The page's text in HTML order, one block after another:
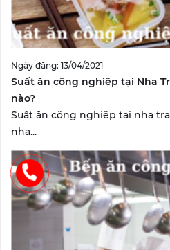
Ngày đăng: 13/04/2021
Suất ăn công nghiệp tại Nha
nào?
Suất ăn công nghiệp tại nha
nha...